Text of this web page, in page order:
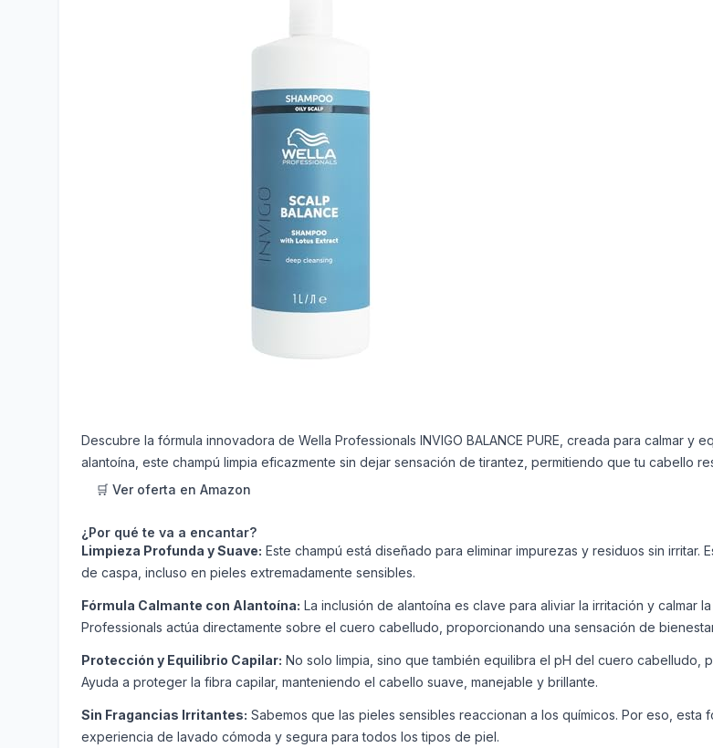
Descubre la fórmula innovadora de Wella Professionals INVIGO BALANCE PURE, creada para calmar
alantoína, este champú limpia eficazmente sin dejar sensación de tirantez, permitiendo que tu cabello
🛒 Ver oferta en Amazon
¿Por qué te va a encantar?
Limpieza Profunda y Suave: Este champú está diseñado para eliminar impurezas y residuos sin
de caspa, incluso en pieles extremadamente sensibles.
Fórmula Calmante con Alantoína: La inclusión de alantoína es clave para aliviar la irritación y calmar
Professionals actúa directamente sobre el cuero cabelludo, proporcionando una sensación de
Protección y Equilibrio Capilar: No solo limpia, sino que también equilibra el pH del cuero
Ayuda a proteger la fibra capilar, manteniendo el cabello suave, manejable y brillante.
Sin Fragancias Irritantes: Sabemos que las pieles sensibles reaccionan a los químicos. Por eso,
experiencia de lavado cómoda y segura para todos los tipos de piel.